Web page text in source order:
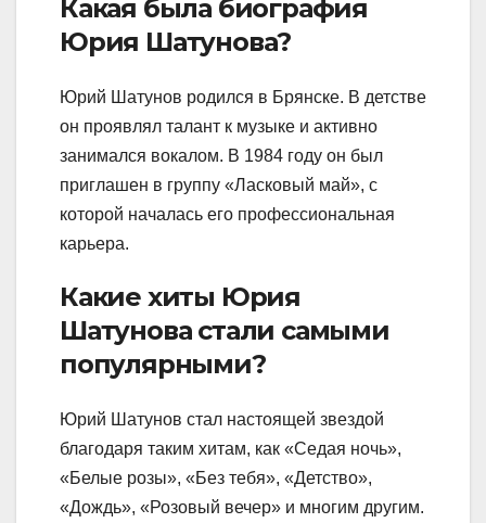
Какая была биография
Юрия Шатунова?
Юрий Шатунов родился в Брянске. В детстве
он проявлял талант к музыке и активно
занимался вокалом. В 1984 году он был
приглашен в группу «Ласковый май», с
которой началась его профессиональная
карьера.
Какие хиты Юрия
Шатунова стали самыми
популярными?
Юрий Шатунов стал настоящей звездой
благодаря таким хитам, как «Седая ночь»,
«Белые розы», «Без тебя», «Детство»,
«Дождь», «Розовый вечер» и многим другим.